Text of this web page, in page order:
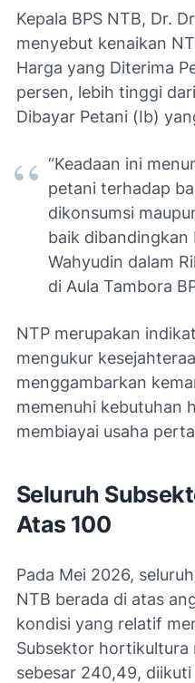
Kepala BPS NTB, Dr.
menyebut kenaikan
Harga yang Diterima
persen, lebih tinggi
Dibayar Petani (Ib)
“Keadaan ini
petani terhadap
dikonsumsi
baik dibandingkan
Wahyudin dalam
di Aula Tambora
NTP merupakan
mengukur
menggambarkan
memenuhi kebutuhan
membiayai usaha
Seluruh
Atas 100
Pada Mei 2026,
NTB berada di atas
kondisi yang relatif
Subsektor
sebesar 240,49,